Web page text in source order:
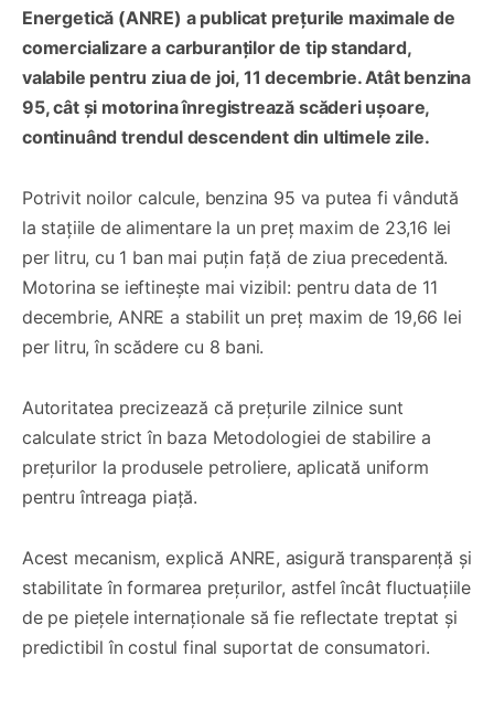
Energetică (ANRE) a publicat prețurile maximale de
comercializare a carburanților de tip standard,
valabile pentru ziua de joi, 11 decembrie. Atât benzina
95, cât și motorina înregistrează scăderi ușoare,
continuând trendul descendent din ultimele zile.
Potrivit noilor calcule, benzina 95 va putea fi vândută
la stațiile de alimentare la un preț maxim de 23,16 lei
per litru, cu 1 ban mai puțin față de ziua precedentă.
Motorina se ieftinește mai vizibil: pentru data de 11
decembrie, ANRE a stabilit un preț maxim de 19,66 lei
per litru, în scădere cu 8 bani.
Autoritatea precizează că prețurile zilnice sunt
calculate strict în baza Metodologiei de stabilire a
prețurilor la produsele petroliere, aplicată uniform
pentru întreaga piață.
Acest mecanism, explică ANRE, asigură transparență și
stabilitate în formarea prețurilor, astfel încât fluctuațiile
de pe piețele internaționale să fie reflectate treptat și
predictibil în costul final suportat de consumatori.